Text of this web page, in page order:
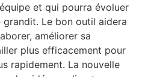
et qui pourra évoluer
grandit. Le bon outil aidera
améliorer sa
plus efficacement pour
rapidement. La nouvelle